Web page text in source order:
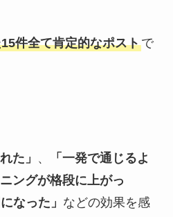
件全て肯定的なポストで
た」 、
「一発で通じるよ
ニングが格段に上がっ
なった」 などの効果を感